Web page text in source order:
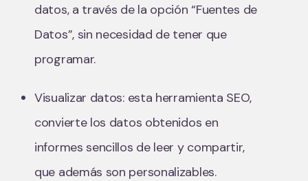
datos, a través de la opción “Fuentes de
Datos”, sin necesidad de tener que
programar.
Visualizar datos: esta herramienta SEO,
convierte los datos obtenidos en
informes sencillos de leer y compartir,
que además son personalizables.